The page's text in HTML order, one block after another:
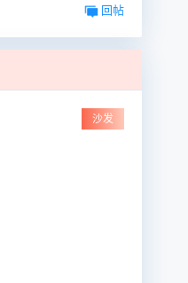
回帖
沙发